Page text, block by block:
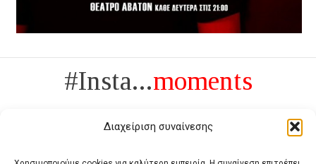
Διαχείριση συναίνεσης
#Insta...moments